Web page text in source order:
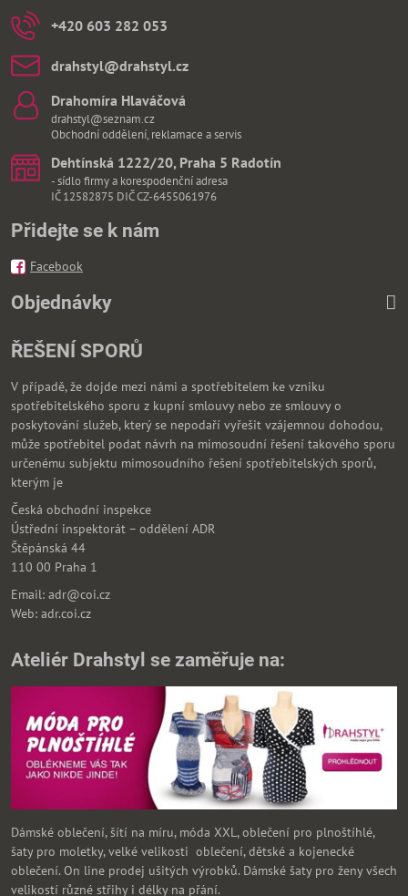
+420 603 282 053
drahstyl​@drahstyl​.cz
Drahomíra Hlaváčová
drahstyl@seznam.cz
Obchodní oddělení, reklamace a servis
Dehtínská 1222/20, Praha 5 Radotín
- sídlo firmy a korespodenční adresa
IČ 12582875 DIČ CZ-6455061976
Přidejte se k nám
Facebook
Objednávky
ŘEŠENÍ SPORŮ
V případě, že dojde mezi námi a spotřebitelem ke vzniku
spotřebitelského sporu z kupní smlouvy nebo ze smlouvy o
poskytování služeb, který se nepodaří vyřešit vzájemnou dohodou,
může spotřebitel podat návrh na mimosoudní řešení takového sporu
určenému subjektu mimosoudního řešení spotřebitelských sporů,
kterým je
Česká obchodní inspekce
Ústřední inspektorát – oddělení ADR
Štěpánská 44
110 00 Praha 1
Email: adr@coi.cz
Web: adr.coi.cz
Ateliér Drahstyl se zaměřuje na:
Dámské oblečení, šítí na míru, móda XXL, oblečení pro plnoštíhlé,
šaty pro moletky, velké velikosti oblečení, dětské a kojenecké
oblečení. On line prodej ušitých výrobků. Dámské šaty pro ženy všech
velikostí různé střihy i délky na přání.